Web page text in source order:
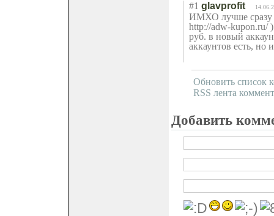
#1 glavprofit
ИМХО лучше сразу
http://adw-kupon.ru/
руб. в новый
аккаунтов есть, но
Обновить список
RSS лента
Добавить